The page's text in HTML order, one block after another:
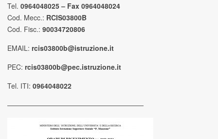
Tel. 0964048025 – Fax 0964048024
Cod. Mecc.: RCIS03800B
Cod. Fisc.: 90034720806
EMAIL: rcis03800b@istruzione.it
PEC: rcis03800b@pec.istruzione.it
Tel. ITI: 0964048022
————————————————————